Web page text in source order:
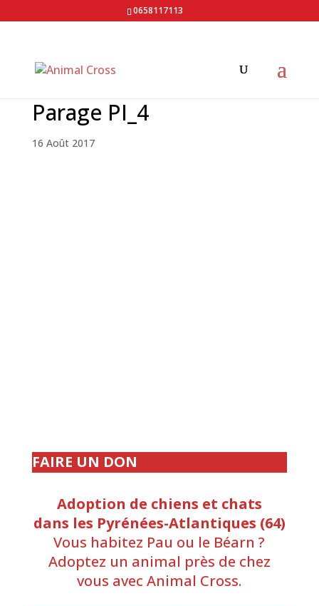
0658117113
Parage PI_4
16 Août 2017
FAIRE UN DON
Adoption de chiens et chats
dans les Pyrénées-Atlantiques (64)
Vous habitez Pau ou le Béarn ?
Adoptez un animal près de chez
vous avec Animal Cross.